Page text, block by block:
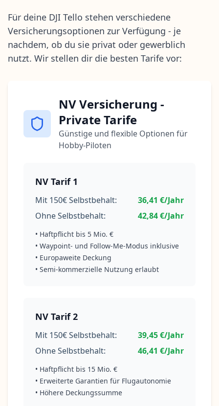
Für deine DJI Tello stehen verschiedene
Versicherungsoptionen zur Verfügung - je
nachdem, ob du sie privat oder gewerblich
nutzt. Wir stellen dir die besten Tarife vor:
NV Versicherung -
Private Tarife
Günstige und flexible Optionen für
Hobby-Piloten
NV Tarif 1
Mit 150€ Selbstbehalt:
36,41 €/Jahr
Ohne Selbstbehalt:
42,84 €/Jahr
• Haftpflicht bis 5 Mio. €
• Waypoint- und Follow-Me-Modus inklusive
• Europaweite Deckung
• Semi-kommerzielle Nutzung erlaubt
NV Tarif 2
Mit 150€ Selbstbehalt:
39,45 €/Jahr
Ohne Selbstbehalt:
46,41 €/Jahr
• Haftpflicht bis 15 Mio. €
• Erweiterte Garantien für Flugautonomie
• Höhere Deckungssumme